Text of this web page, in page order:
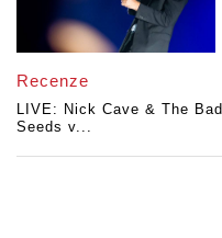
Recenze
LIVE: Nick Cave & The Bad
Seeds v...